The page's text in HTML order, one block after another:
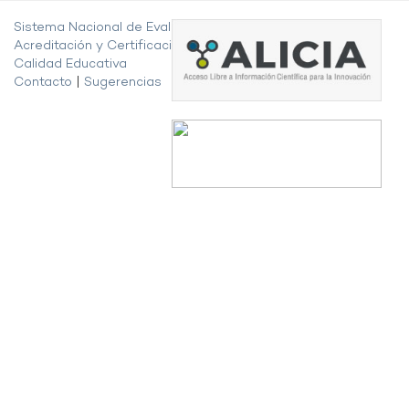
Sistema Nacional de Evaluación,
Acreditación y Certificación de la
Calidad Educativa
Contacto
Sugerencias